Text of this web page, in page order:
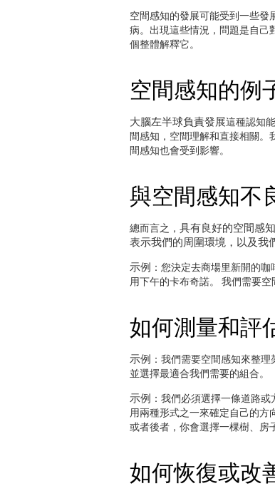
空間感知的發展可能受到一些發
病。出現這些情況，問題是自己
個整體解釋它。
空間感知的例
大腦左半球負責發展這種認知
間感知，空間理解和直接相關。
間感知也會受到影響。
與空間感知不
總而言之， 具有良好的空間感
表示我們的周圍環境，以及我
示例 ：您決定去商場里新開的
用下午的卡布奇諾。 我們需要空
如何測量和評
示例 ：我們需要空間感知來整
並選擇最適合我們需要的組合。
示例 ：我們必須選擇一條道路
用兩種形式之一來確定自己的方
或者後者，你會選擇一棵樹、房
如何恢復或改